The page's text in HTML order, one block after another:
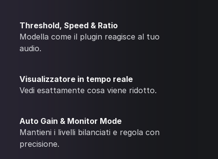
Threshold, Speed & Ratio
Modella come il plugin reagisce al tuo
audio.
Visualizzatore in tempo reale
Vedi esattamente cosa viene ridotto.
Auto Gain & Monitor Mode
Mantieni i livelli bilanciati e regola con
precisione.